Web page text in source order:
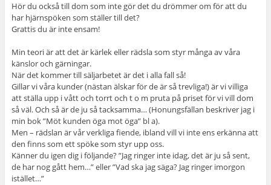
Hör du också till dom som inte gör det du drömmer om för att du
har hjärnspöken som ställer till det?
Grattis du är inte ensam!
Min teori är att det är kärlek eller rädsla som styr många av våra
känslor och gärningar.
När det kommer till säljarbetet är det i alla fall så!
Gillar vi våra kunder (nästan älskar för de är så trevliga!) är vi villiga
att ställa upp i vått och torrt och t o m pruta på priset för vi vill dom
så väl. Och så är de ju så tacksamma… (Honungsfällan beskriver jag i
min bok ”Möt kunden öga mot öga” bl a).
Men – rädslan är vår verkliga fiende, ibland vill vi inte ens erkänna att
den finns som ett spöke som styr upp oss.
Känner du igen dig i följande? ”Jag ringer inte idag, det är ju så sent,
de har nog gått hem…” eller ”Vad ska jag säga? Jag ringer imorgon
istället…”